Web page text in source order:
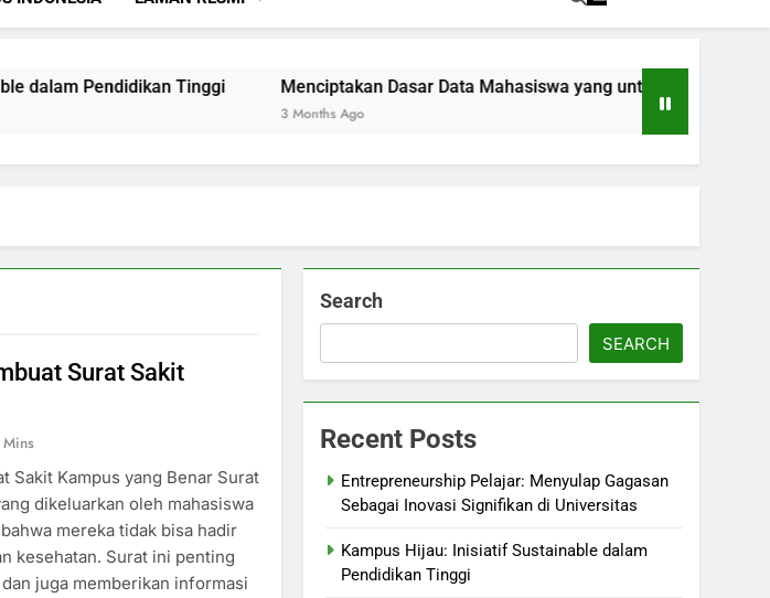
Tinggi Menciptakan Dasar Data Mahasiswa yang untuk Kemajuan Akademik
3 Months Ago
Surat Sakit
Sakit Kampus yang Benar Surat
dikeluarkan oleh mahasiswa
mereka tidak bisa hadir
kesehatan. Surat ini penting
juga memberikan informasi
Search
SEARCH
Recent Posts
Entrepreneurship Pelajar: Menyulap Gagasan
Sebagai Inovasi Signifikan di Universitas
Kampus Hijau: Inisiatif Sustainable dalam
Pendidikan Tinggi